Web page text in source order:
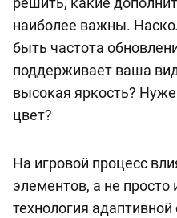
наиболее важны.
быть частота
поддерживает ваша
высокая яркость?
цвет?
На игровой процесс
элементов, а не просто
технология